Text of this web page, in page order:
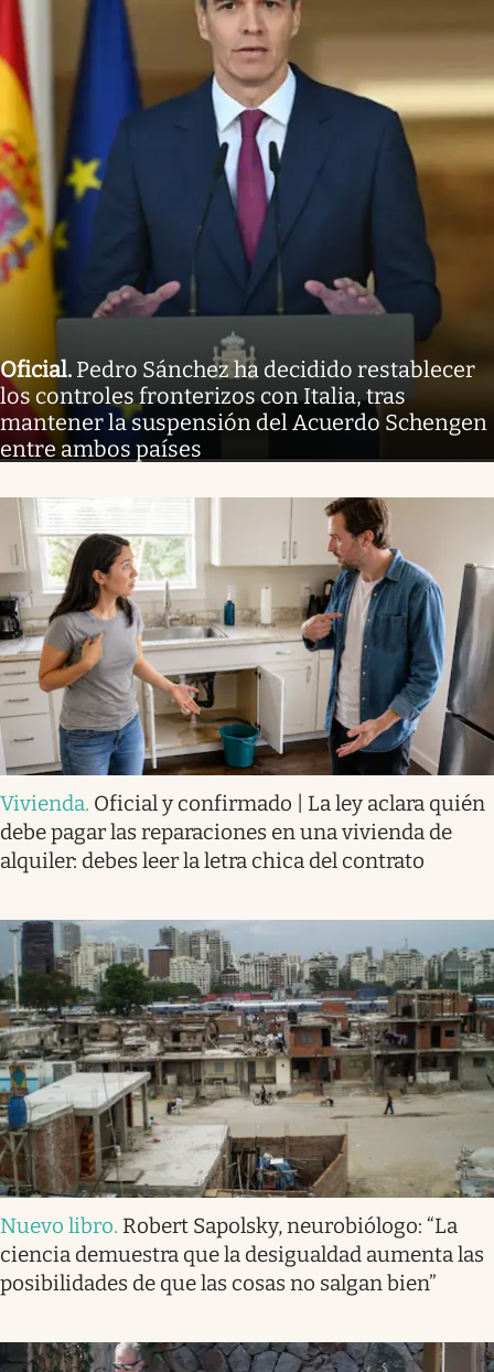
Oficial. Pedro Sánchez ha decidido restablecer
los controles fronterizos con Italia, tras
mantener la suspensión del Acuerdo Schengen
entre ambos países
Vivienda. Oficial y confirmado | La ley aclara quién
debe pagar las reparaciones en una vivienda de
alquiler: debes leer la letra chica del contrato
Nuevo libro. Robert Sapolsky, neurobiólogo: “La
ciencia demuestra que la desigualdad aumenta las
posibilidades de que las cosas no salgan bien”